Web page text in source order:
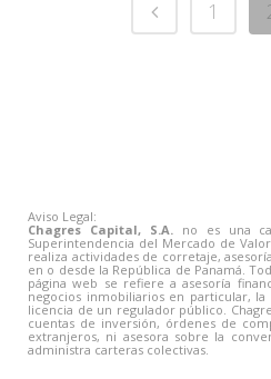
1
Aviso Legal:
Chagres Capital, S.A.no es una
Superintendencia del Mercado de
realiza actividades de corretaje,
en o desde la República de Panamá.
página web se refiere a asesoría
negocios inmobiliarios en particular,
licencia de un regulador público.
cuentas de inversión, órdenes de
extranjeros, ni asesora sobre la
administra carteras colectivas.